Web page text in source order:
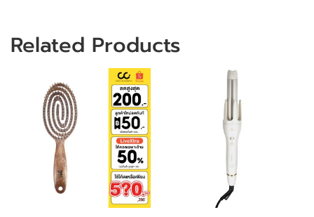
Related Products